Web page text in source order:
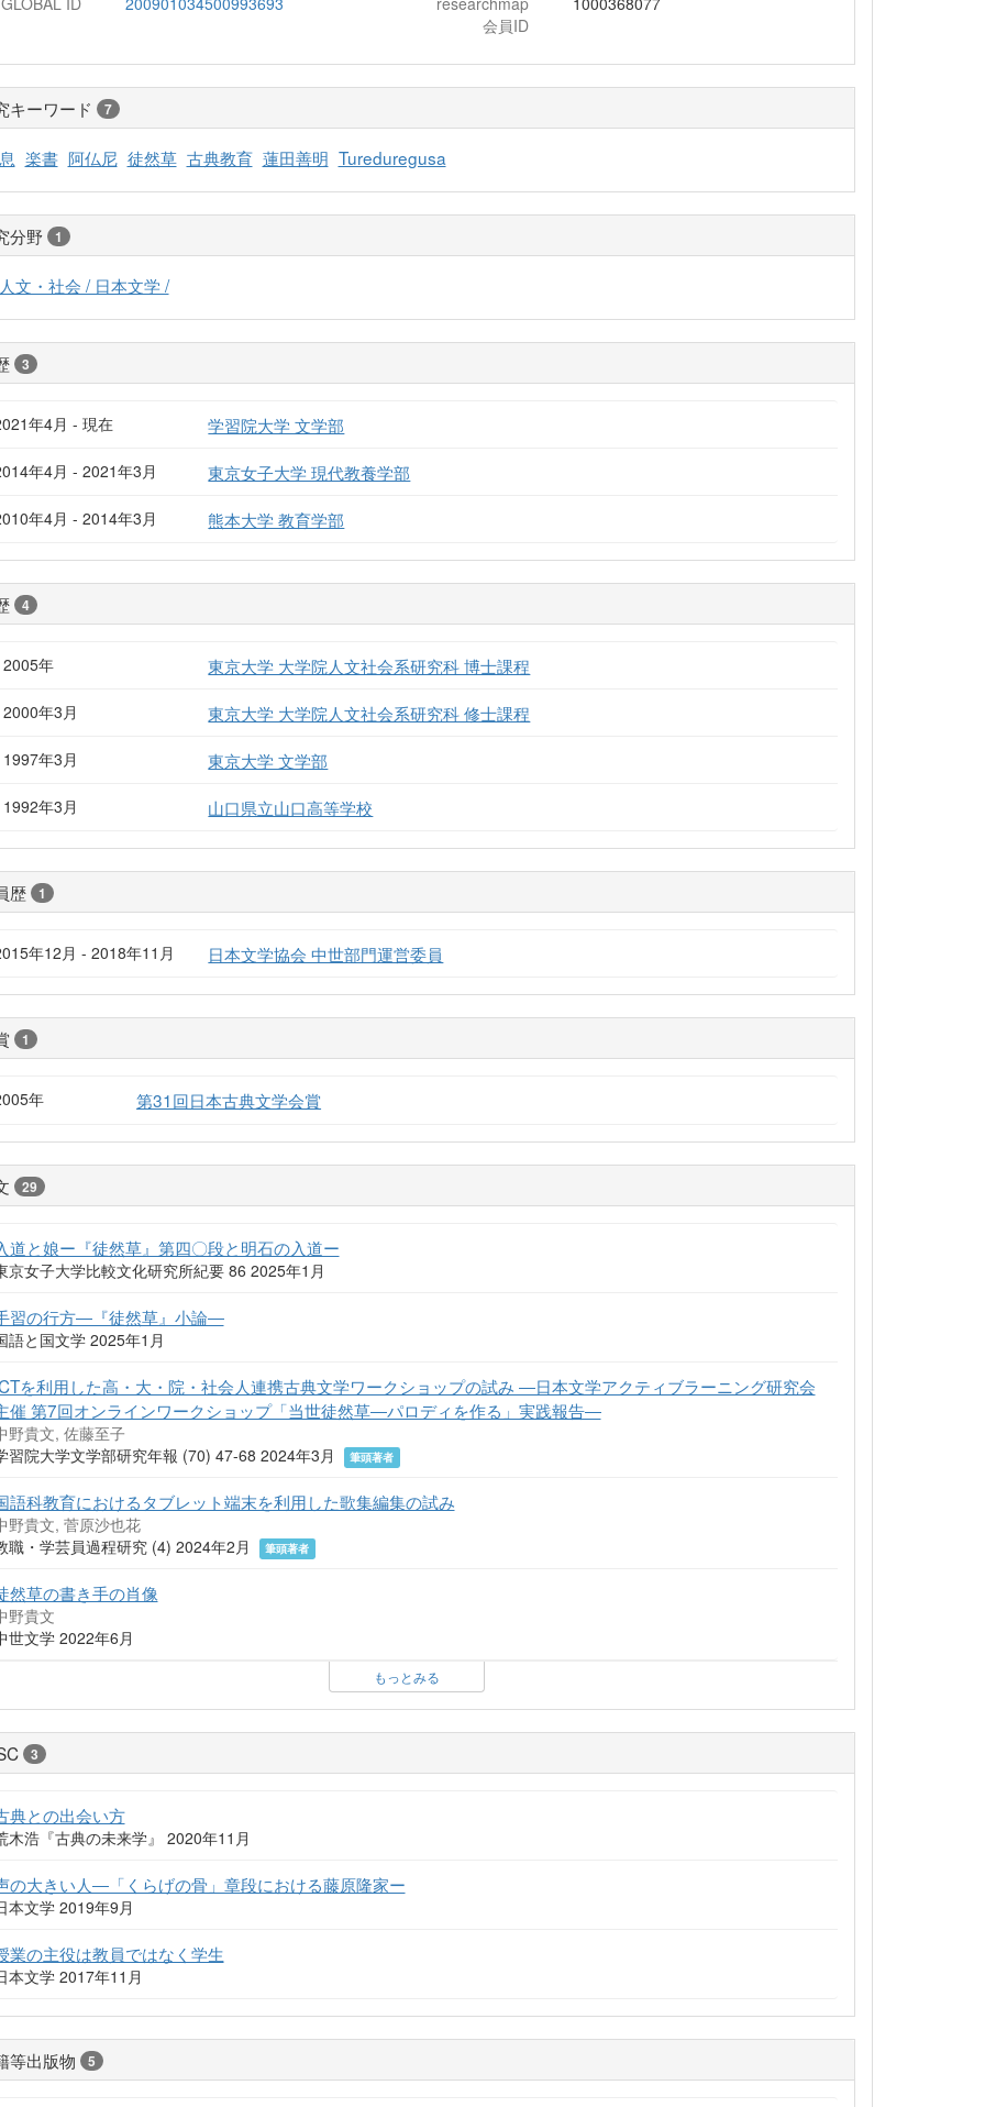
会員ID
キーワード 7
楽書 阿仏尼 徒然草 古典教育 蓮田善明 Tureduregusa
分野 1
文・社会 / 日本文学 /
3
年4月 - 現在 学習院大学 文学部
年4月 - 2021年3月 東京女子大学 現代教養学部
年4月 - 2014年3月 熊本大学 教育学部
4
年 東京大学 大学院人文社会系研究科 博士課程
年3月 東京大学 大学院人文社会系研究科 修士課程
年3月 東京大学 文学部
年3月 山口県立山口高等学校
歴 1
年12月 - 2018年11月 日本文学協会 中世部門運営委員
1
年 第31回日本古典文学会賞
29
道と娘ー『徒然草』第四〇段と明石の入道ー
京女子大学比較文化研究所紀要 86 2025年1月
習の行方―『徒然草』小論―
語と国文学 2025年1月
を利用した高・大・院・社会人連携古典文学ワークショップの試み ―日本文学アクティブラーニング研究会
催 第7回オンラインワークショップ「当世徒然草―パロディを作る」実践報告―
野貴文, 佐藤至子
習院大学文学部研究年報 (70) 47-68 2024年3月
筆頭著者
語科教育におけるタブレット端末を利用した歌集編集の試み
野貴文, 菅原沙也花
職・学芸員過程研究 (4) 2024年2月
筆頭著者
然草の書き手の肖像
野貴文
世文学 2022年6月
もっとみる
3
典との出会い方
木浩『古典の未来学』 2020年11月
の大きい人―「くらげの骨」章段における藤原隆家ー
本文学 2019年9月
業の主役は教員ではなく学生
本文学 2017年11月
等出版物 5